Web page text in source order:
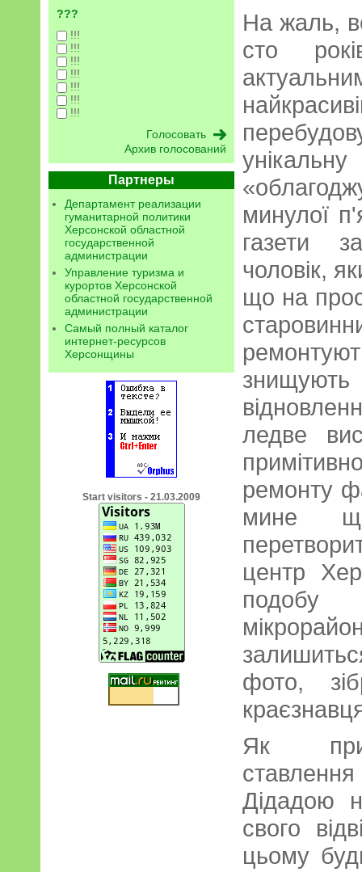
???
!!!
!!!
!!!
!!!
!!!
!!!
!!!
Архив голосований
Партнеры
Департамент реализации
гуманитарной политики
Херсонской областной
государственной
администрации
Управление туризма и
курортов Херсонской
областной государственной
администрации
Самый полный каталог
интернет-ресурсов
Херсонщины
Start visitors - 21.03.2009
На жаль,
сто
минулої
газети
чоловік,
що на
знищують
ледве
ремонту
мине
центр
подобу
фото,
Як
Дідадою
свого
цьому